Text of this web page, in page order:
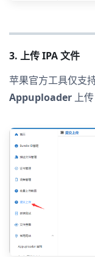
3. 上传 IPA 文件
苹果官方工具仅支
Appuploader 上传